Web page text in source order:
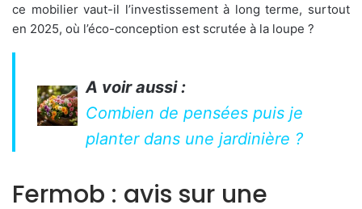
ce mobilier vaut-il l’investissement à long terme, surtout
en 2025, où l’éco-conception est scrutée à la loupe ?
A voir aussi :
Combien de pensées puis je
planter dans une jardinière ?
Fermob : avis sur une